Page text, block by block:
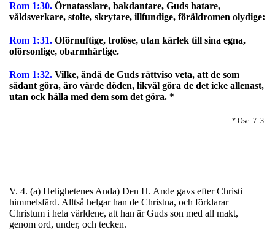
Rom 1:30. Örnatasslare, bakdantare, Guds hatare,
våldsverkare, stolte, skrytare, illfundige, föräldromen olydige:
Rom 1:31. Oförnuftige, trolöse, utan kärlek till sina egna,
oförsonlige, obarmhärtige.
Rom 1:32. Vilke, ändå de Guds rättviso veta, att de som
sådant göra, äro värde döden, likväl göra de det icke allenast,
utan ock hålla med dem som det göra. *
* Ose. 7: 3.
V. 4. (a) Helighetenes Anda) Den H. Ande gavs efter Christi
himmelsfärd. Alltså helgar han de Christna, och förklarar
Christum i hela världene, att han är Guds son med all makt,
genom ord, under, och tecken.